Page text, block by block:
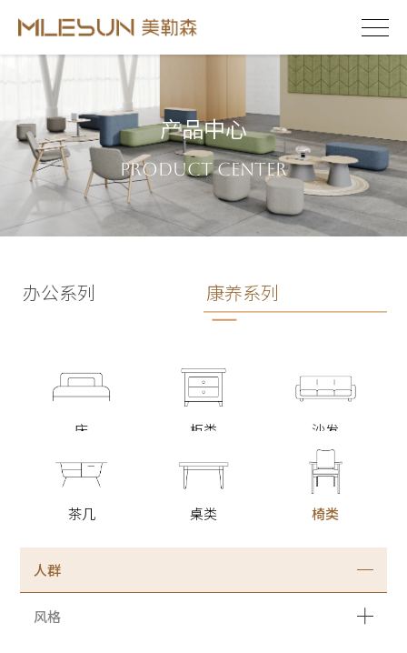
产品中心
Product Center
办公系列 康养系列
床 柜类 沙发
茶几 桌类 椅类
人群
风格